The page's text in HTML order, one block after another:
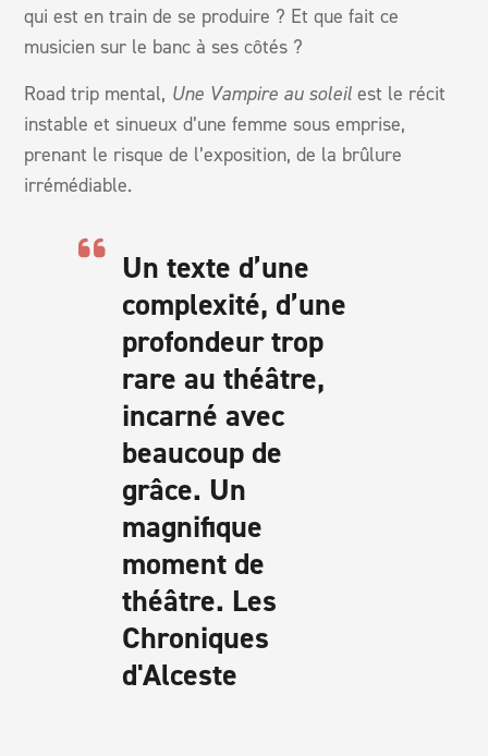
qui est en train de se produire ? Et que fait ce
musicien sur le banc à ses côtés ?
Road trip mental, Une Vampire au soleil est le récit
instable et sinueux d’une femme sous emprise,
prenant le risque de l’exposition, de la brûlure
irrémédiable.
Un texte d’une
complexité, d’une
profondeur trop
rare au théâtre,
incarné avec
beaucoup de
grâce. Un
magnifique
moment de
théâtre. Les
Chroniques
d'Alceste